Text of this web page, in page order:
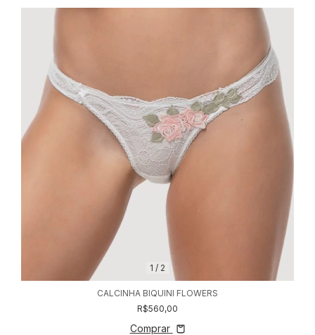
1 / 2
CALCINHA BIQUINI FLOWERS
R$560,00
Comprar